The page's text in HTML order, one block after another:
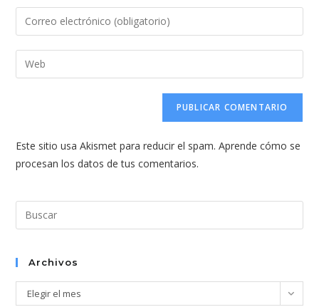
nombre
de
usuario
Introduce
tu
dirección
de
comentar
Introduce
la
web
(opcional)
Este sitio usa Akismet para reducir el spam.Aprende cómo se
procesan los datos de tus comentarios.
el
Archivos
Archivos
Elegir el mes